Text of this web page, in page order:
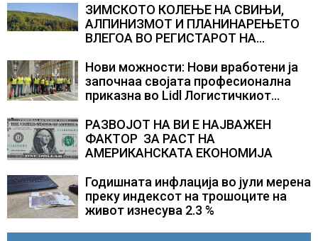
камионџиите да возат и во недела
ЗИМСКОТО КОЛЕЊЕ НА СВИЊИ,
АЛПИНИЗМОТ И ПЛАНИНАРЕЊЕТО
ВЛЕГОА ВО РЕГИСТАРОТ НА
СЛОВЕНИЈА
Нови можности: Нови вработени ја
започнаа својата професионална
приказна во Lidl Логистичкиот
РАЗВОЈОТ НА ВИ Е НАЈВАЖЕН
ФАКТОР ЗА РАСТ НА
АМЕРИКАНСКАТА ЕКОНОМИЈА
Годишната инфлација во јули мерена
преку индексот на трошоците на
живот изнесува 2.3 %